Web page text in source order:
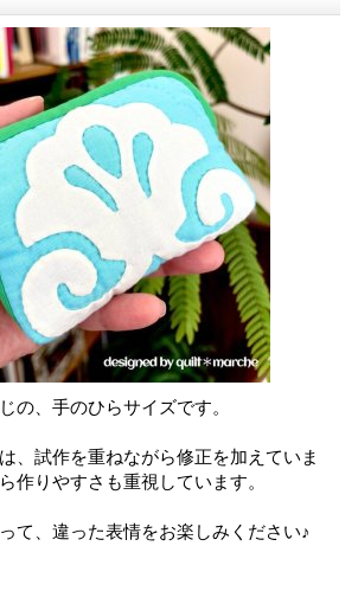
の、手のひらサイズです。
、試作を重ねながら修正を加えていま
作りやすさも重視しています。
て、違った表情をお楽しみください♪